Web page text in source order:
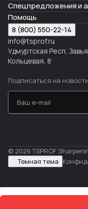
Спецпредложения и
Помощь
8 (800) 550-22-14
info@tsprof.ru
Удмуртская Респ,
Кольцевая, 8
Подписаться на
© 2026 TSPROF
Темная тема